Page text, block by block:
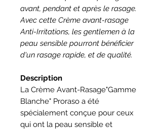
avant, pendant et après le rasage.
Avec cette Crème avant-rasage
Anti-Irritations, les gentlemen à la
peau sensible pourront bénéficier
d'un rasage rapide, et de qualité.
Description
La Crème Avant-Rasage"Gamme
Blanche" Proraso a été
spécialement conçue pour ceux
qui ont la peau sensible et